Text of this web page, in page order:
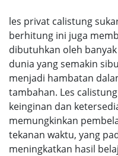
les privat calistung
berhitung ini juga
dibutuhkan oleh
dunia yang semakin
menjadi hambatan
tambahan. Les
keinginan dan
memungkinkan
tekanan waktu, yang
meningkatkan hasil